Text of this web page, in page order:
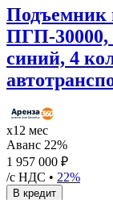
Подъемник
ПГП-30000,
синий, 4
х12 мес
Аванс 22%
1 957 000 ₽
/с НДС • 22%